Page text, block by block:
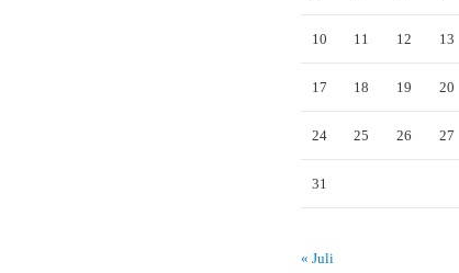
10 11 12 13
17 18 19 20
24 25 26 27
31
« Juli